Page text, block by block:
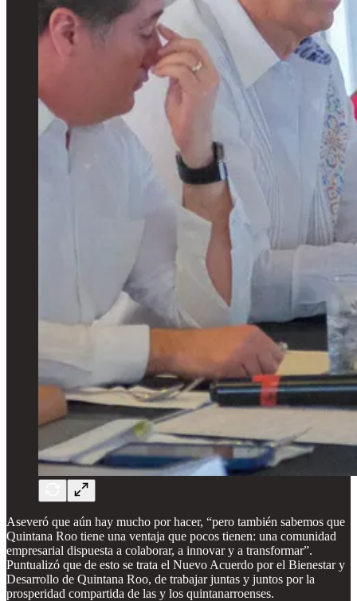
Aseveró que aún hay mucho por hacer, “pero también sabemos que
Quintana Roo tiene una ventaja que pocos tienen: una comunidad
empresarial dispuesta a colaborar, a innovar y a transformar”.
Puntualizó que de esto se trata el Nuevo Acuerdo por el Bienestar y
Desarrollo de Quintana Roo, de trabajar juntas y juntos por la
prosperidad compartida de las y los quintanarroenses.